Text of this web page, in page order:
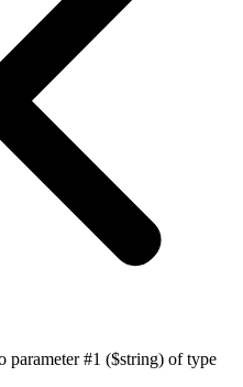
parameter #1 ($string) of type